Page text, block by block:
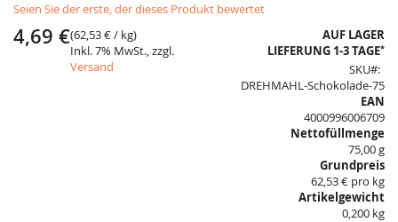
to
the
beginning
Seien Sie der erste, der dieses Produkt bewertet
4,69 €(62,53 €/ kg)
Inkl. 7% MwSt., zzgl.
Versand
AUF LAGER
LIEFERUNG 1-3 TAGE*
SKU
DREHMAHL-Schokolade-75
EAN
4000996006709
Nettofüllmenge
75,00 g
Grundpreis
62,53 € pro kg
Artikelgewicht
0,200 kg